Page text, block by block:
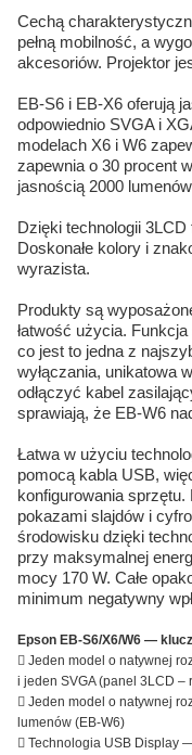
Cechą
pełną mobilność, a
akcesoriów. Projektor
EB-S6 i EB-X6 oferują
odpowiednio SVGA i
modelach X6 i W6
zapewnia o 30 procent
jasnością 2000
Dzięki technologii
Doskonałe kolory i
wyrazista.
Produkty są
łatwość użycia.
co jest to jedna z
wyłączania, unikatowa
odłączyć kabel
sprawiają, że EB-W6
Łatwa w użyciu
pomocą kabla USB,
konfigurowania
pokazami slajdów i
środowisku dzięki
przy maksymalnej
mocy 170 W. Całe
minimum negatywny
Epson EB-S6/X6/W6 —
 Jeden model o natywnej
i jeden SVGA (panel 3LCD
 Jeden model o natywnej
lumenów (EB-W6)
 Technologia USB Display